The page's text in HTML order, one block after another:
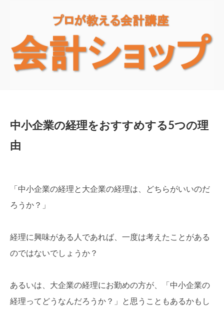
中小企業の経理をおすすめする5つの理
由
「中小企業の経理と大企業の経理は、どちらがいいのだ
ろうか？」
経理に興味がある人であれば、一度は考えたことがある
のではないでしょうか？
あるいは、大企業の経理にお勤めの方が、「中小企業の
経理ってどうなんだろうか？」と思うこともあるかもし